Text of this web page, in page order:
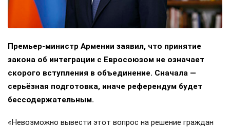
Премьер-министр Армении заявил, что принятие
закона об интеграции с Евросоюзом не означает
скорого вступления в объединение. Сначала —
серьёзная подготовка, иначе референдум будет
бессодержательным.
«Невозможно вывести этот вопрос на решение граждан